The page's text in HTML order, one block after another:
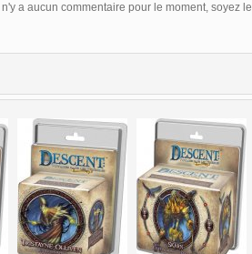
Il n'y a aucun commentaire pour le moment, soyez